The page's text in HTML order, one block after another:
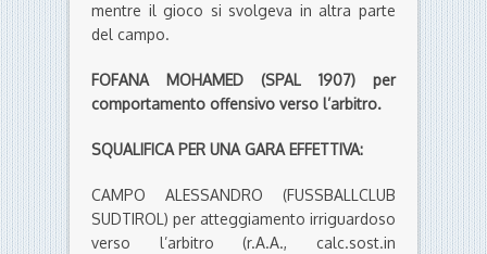
mentre il gioco si svolgeva in altra parte
del campo.
FOFANA MOHAMED (SPAL 1907) per
comportamento offensivo verso l’arbitro.
SQUALIFICA PER UNA GARA EFFETTIVA:
CAMPO ALESSANDRO (FUSSBALLCLUB
SUDTIROL) per atteggiamento irriguardoso
verso l’arbitro (r.A.A., calc.sost.in